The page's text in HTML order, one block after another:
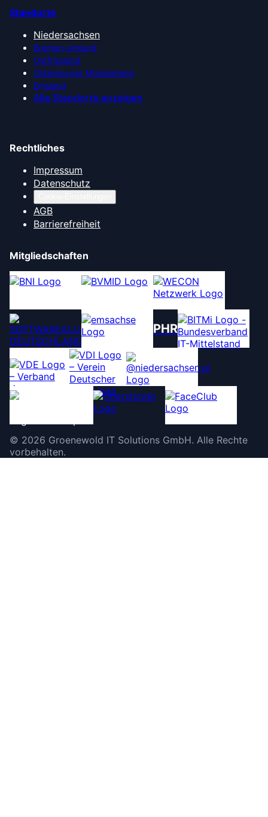
Standorte
Niedersachsen
Bremen-Umland
Ostfriesland
Oldenburger Münsterland
Emsland
Alle Standorte anzeigen
Rechtliches
Impressum
Datenschutz
AGB
Barrierefreiheit
Mitgliedschaften
PHR
© 2026 Groenewold IT Solutions GmbH. Alle Rechte
vorbehalten.